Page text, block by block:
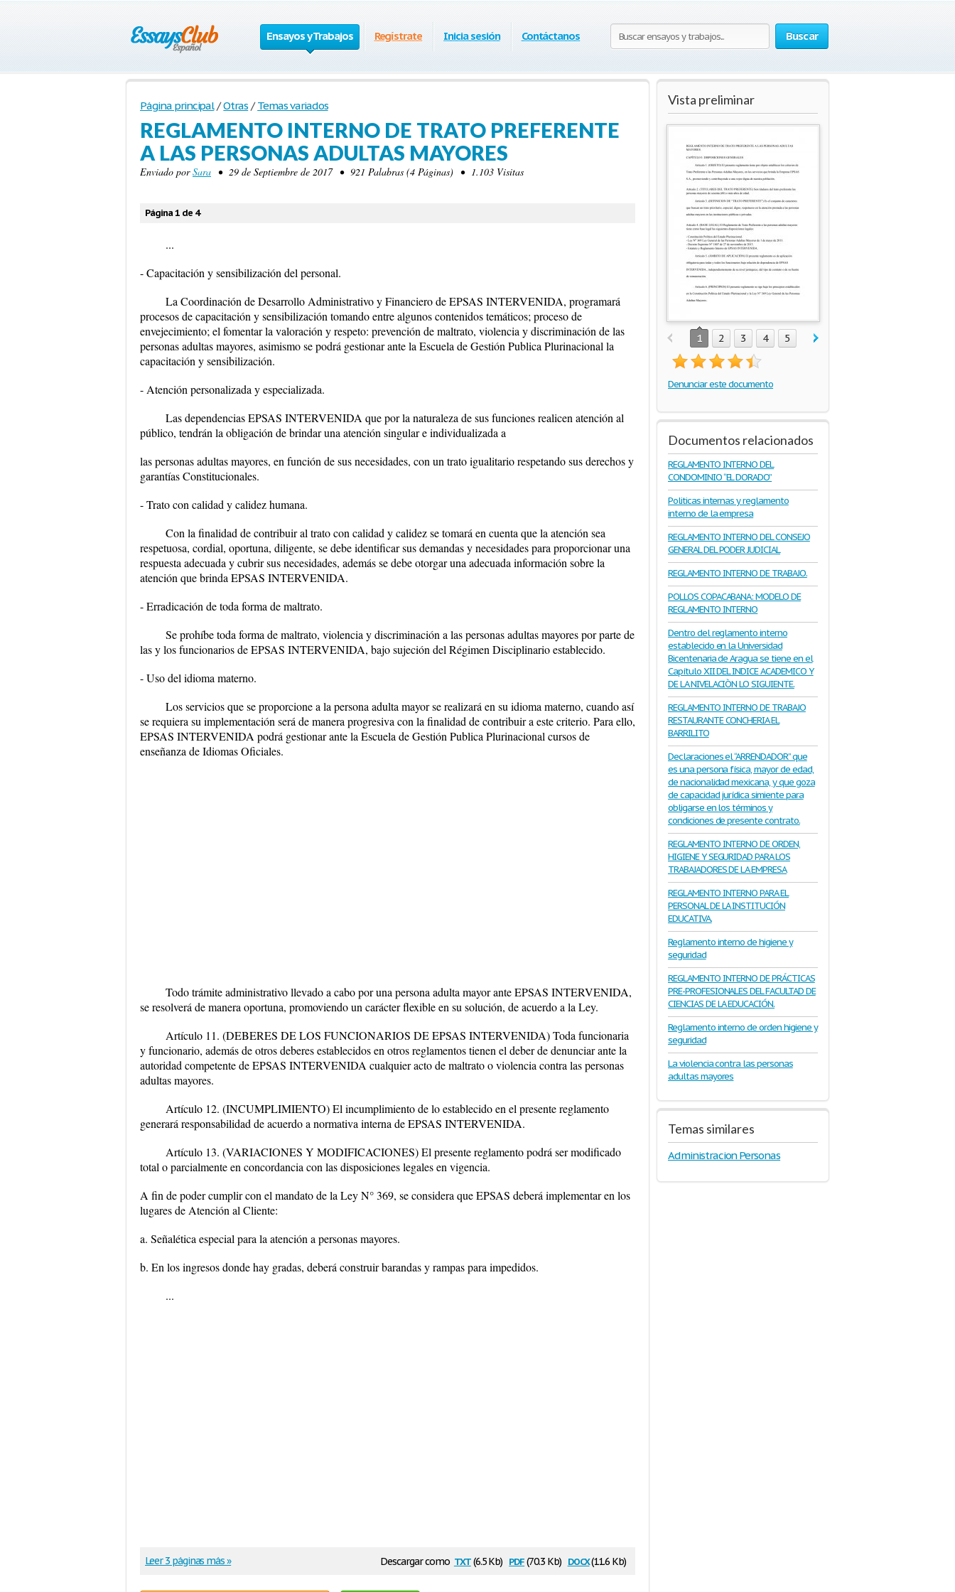
Buscar
Ensayos y Trabajos Regístrate Inicia sesión Contáctanos
Página principal / Otras / Temas variados
REGLAMENTO INTERNO DE TRATO PREFERENTE
A LAS PERSONAS ADULTAS MAYORES
Enviado porSara • 29 de Septiembre de 2017 • 921 Palabras (4 Páginas) • 1.103 Visitas
Página 1 de 4
...
- Capacitación y sensibilización del personal.
La Coordinación de Desarrollo Administrativo y Financiero de EPSAS INTERVENIDA, programará
procesos de capacitación y sensibilización tomando entre algunos contenidos temáticos; proceso de
envejecimiento; el fomentar la valoración y respeto: prevención de maltrato, violencia y discriminación de las
personas adultas mayores, asimismo se podrá gestionar ante la Escuela de Gestión Publica Plurinacional la
capacitación y sensibilización.
- Atención personalizada y especializada.
Las dependencias EPSAS INTERVENIDA que por la naturaleza de sus funciones realicen atención al
público, tendrán la obligación de brindar una atención singular e individualizada a
las personas adultas mayores, en función de sus necesidades, con un trato igualitario respetando sus derechos y
garantías Constitucionales.
- Trato con calidad y calidez humana.
Con la finalidad de contribuir al trato con calidad y calidez se tomará en cuenta que la atención sea
respetuosa, cordial, oportuna, diligente, se debe identificar sus demandas y necesidades para proporcionar una
respuesta adecuada y cubrir sus necesidades, además se debe otorgar una adecuada información sobre la
atención que brinda EPSAS INTERVENIDA.
- Erradicación de toda forma de maltrato.
Se prohíbe toda forma de maltrato, violencia y discriminación a las personas adultas mayores por parte de
las y los funcionarios de EPSAS INTERVENIDA, bajo sujeción del Régimen Disciplinario establecido.
- Uso del idioma materno.
Los servicios que se proporcione a la persona adulta mayor se realizará en su idioma materno, cuando así
se requiera su implementación será de manera progresiva con la finalidad de contribuir a este criterio. Para ello,
EPSAS INTERVENIDA podrá gestionar ante la Escuela de Gestión Publica Plurinacional cursos de
enseñanza de Idiomas Oficiales.
Todo trámite administrativo llevado a cabo por una persona adulta mayor ante EPSAS INTERVENIDA,
se resolverá de manera oportuna, promoviendo un carácter flexible en su solución, de acuerdo a la Ley.
Artículo 11. (DEBERES DE LOS FUNCIONARIOS DE EPSAS INTERVENIDA) Toda funcionaria
y funcionario, además de otros deberes establecidos en otros reglamentos tienen el deber de denunciar ante la
autoridad competente de EPSAS INTERVENIDA cualquier acto de maltrato o violencia contra las personas
adultas mayores.
Artículo 12. (INCUMPLIMIENTO) El incumplimiento de lo establecido en el presente reglamento
generará responsabilidad de acuerdo a normativa interna de EPSAS INTERVENIDA.
Artículo 13. (VARIACIONES Y MODIFICACIONES) El presente reglamento podrá ser modificado
total o parcialmente en concordancia con las disposiciones legales en vigencia.
A fin de poder cumplir con el mandato de la Ley N° 369, se considera que EPSAS deberá implementar en los
lugares de Atención al Cliente:
a. Señalética especial para la atención a personas mayores.
b. En los ingresos donde hay gradas, deberá construir barandas y rampas para impedidos.
...
Descargar como txt(6.5 Kb) pdf(70.3 Kb) docx(11.6 Kb)
Leer 3 páginas más »
Vista preliminar
1 2 3 4 5
Denunciar este documento
Documentos relacionados
REGLAMENTO INTERNO DEL
CONDOMINIO “EL DORADO”
Politicas internas y reglamento
interno de la empresa
REGLAMENTO INTERNO DEL CONSEJO
GENERAL DEL PODER JUDICIAL
REGLAMENTO INTERNO DE TRABAJO.
POLLOS COPACABANA: MODELO DE
REGLAMENTO INTERNO
Dentro del reglamento interno
establecido en la Universidad
Bicentenaria de Aragua se tiene en el
Capítulo XII DEL INDICE ACADEMICO Y
DE LA NIVELACIÒN LO SIGUIENTE.
REGLAMENTO INTERNO DE TRABAJO
RESTAURANTE CONCHERIA EL
BARRILITO
Declaraciones el “ARRENDADOR” que
es una persona física, mayor de edad,
de nacionalidad mexicana, y que goza
de capacidad jurídica simiente para
obligarse en los términos y
condiciones de presente contrato.
REGLAMENTO INTERNO DE ORDEN,
HIGIENE Y SEGURIDAD PARA LOS
TRABAJADORES DE LA EMPRESA
REGLAMENTO INTERNO PARA EL
PERSONAL DE LA INSTITUCIÓN
EDUCATIVA.
Reglamento interno de higiene y
seguridad
REGLAMENTO INTERNO DE PRÁCTICAS
PRE-PROFESIONALES DEL FACULTAD DE
CIENCIAS DE LA EDUCACIÓN.
Reglamento interno de orden higiene y
seguridad
La violencia contra las personas
adultas mayores
Temas similares
Administracion Personas